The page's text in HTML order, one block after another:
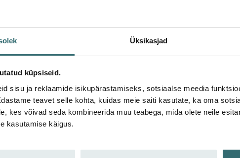
Üksikasjad
küpsiseid.
sisu ja reklaamide isikupärastamiseks, sotsiaalse meedia
teavet selle kohta, kuidas meie saiti kasutate, ka oma
kes võivad seda kombineerida muu teabega, mida olete neile
kasutamise käigus.